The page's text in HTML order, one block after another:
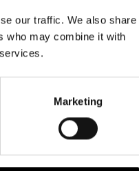
our traffic. We also share
who may combine it with
Marketing
för människorna de jobbar
att berätta och en ärlig
är att vara mellanhand då